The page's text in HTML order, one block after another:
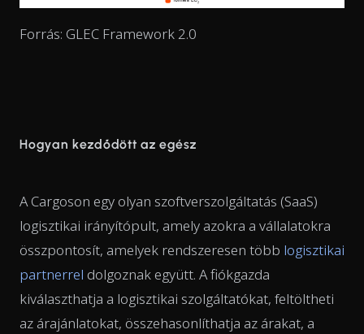
Forrás: GLEC Framework 2.0
Hogyan kezdődött az egész
A Cargoson egy olyan szoftverszolgáltatás (SaaS)
logisztikai irányítópult, amely azokra a vállalatokra
összpontosít, amelyek rendszeresen több logisztikai
partnerrel dolgoznak együtt. A fiókgazda
kiválaszthatja a logisztikai szolgáltatókat, feltöltheti
az árajánlatokat, összehasonlíthatja az árakat, a